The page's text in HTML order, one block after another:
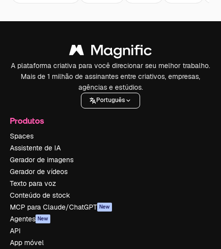
A plataforma criativa para você direcionar seu melhor trabalho.
Mais de 1 milhão de assinantes entre criativos, empresas,
agências e estúdios.
Português
Produtos
Spaces
Assistente de IA
Gerador de imagens
Gerador de vídeos
Texto para voz
Conteúdo de stock
MCP para Claude/ChatGPT New
Agentes New
API
App móvel